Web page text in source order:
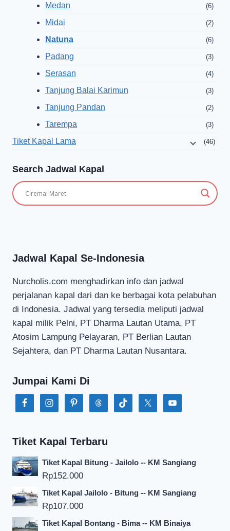
Medan (6)
Midai (2)
Natuna (6)
Padang (3)
Serasan (4)
Tanjung Balai Karimun (3)
Tanjung Pandan (2)
Tarempa (3)
Tiket Kapal Lama (46)
Search Jadwal Kapal
Jadwal Kapal Se-Indonesia
Nurcholis.com menghadirkan info dan jadwal
perjalanan kapal dari dan ke berbagai kota pelabuhan
di Indonesia. Jadwal yang tersedia meliputi jadwal
kapal milik Pelni, PT Dharma Lautan Utama, PT
Atosim Lampung Pelayaran, PT Berlian Lautan
Sejahtera, dan PT Dharma Lautan Nusantara.
Jumpai Kami Di
Tiket Kapal Terbaru
Tiket Kapal Bitung - Jailolo -- KM Sangiang
Rp152.000
Tiket Kapal Jailolo - Bitung -- KM Sangiang
Rp107.000
Tiket Kapal Bontang - Bima -- KM Binaiya